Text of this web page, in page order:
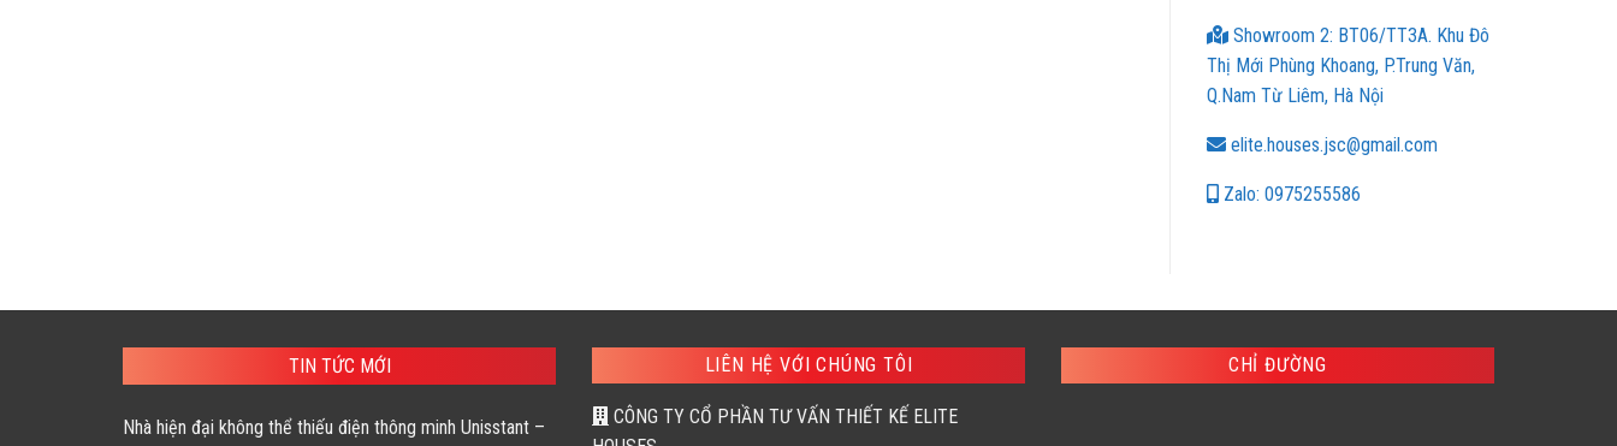
Showroom 2: BT06/TT3A. Khu Đô
Thị Mới Phùng Khoang, P.Trung Văn,
Q.Nam Từ Liêm, Hà Nội
elite.houses.jsc@gmail.com
Zalo: 0975255586
TIN TỨC MỚI
Nhà hiện đại không thể thiếu điện thông minh Unisstant –
LIÊN HỆ VỚI CHÚNG TÔI
CÔNG TY CỔ PHẦN TƯ VẤN THIẾT KẾ ELITE
CHỈ ĐƯỜNG